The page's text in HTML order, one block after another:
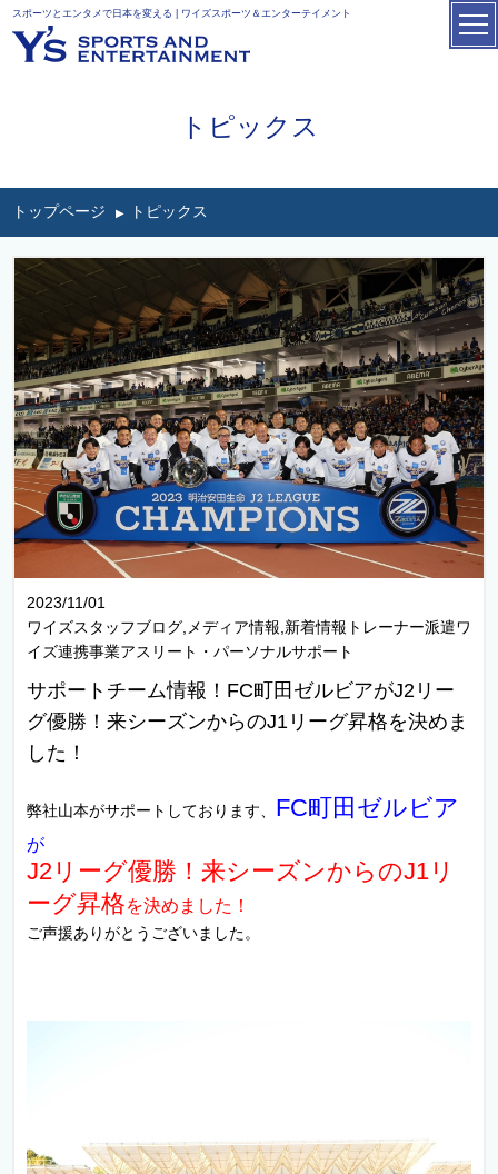
スポーツとエンタメで日本を変える | ワイズスポーツ＆エンターテイメント
トピックス
トップページ トピックス
2023/11/01
ワイズスタッフブログ,メディア情報,新着情報トレーナー派遣ワ
イズ連携事業アスリート・パーソナルサポート
サポートチーム情報！FC町田ゼルビアがJ2リー
グ優勝！来シーズンからのJ1リーグ昇格を決めま
した！
弊社山本がサポートしております、 FC町田ゼルビア
が
J2リーグ優勝！来シーズンからのJ1リ
ーグ昇格を決めました！
ご声援ありがとうございました。